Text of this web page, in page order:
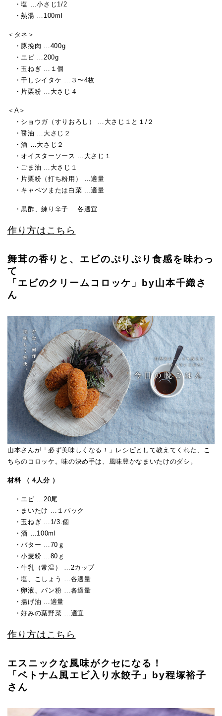
・塩 …小さじ1/2
・熱湯 …100ml
＜タネ＞
・豚挽肉 …400g
・エビ …200g
・玉ねぎ …１個
・干しシイタケ …３〜4枚
・片栗粉 …大さじ４
＜A＞
・ショウガ（すりおろし） …大さじ１と１/２
・醤油 …大さじ２
・酒 …大さじ２
・オイスターソース …大さじ１
・ごま油 …大さじ１
・片栗粉（打ち粉用） …適量
・キャベツまたは白菜 …適量
・黒酢、練り辛子 …各適宜
作り方はこちら
舞茸の香りと、エビのぷりぷり食感を味わっ
て
「エビのクリームコロッケ」by山本千織さ
ん
山本さんが「必ず美味しくなる！」レシピとして教えてくれた、こ
ちらのコロッケ。味の決め手は、風味豊かなまいたけのダシ。
材料 （ 4人分 ）
・エビ …20尾
・まいたけ …１パック
・玉ねぎ …1/3.個
・酒 …100ml
・バター …70ｇ
・小麦粉 …80ｇ
・牛乳（常温） …2カップ
・塩、こしょう …各適量
・卵液、パン粉 …各適量
・揚げ油 …適量
・好みの葉野菜 …適宜
作り方はこちら
エスニックな風味がクセになる！
「ベトナム風エビ入り水餃子」by程塚裕子
さん